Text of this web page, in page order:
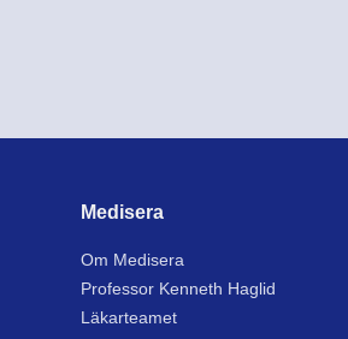
Medisera
Om Medisera
Professor Kenneth Haglid
Läkarteamet